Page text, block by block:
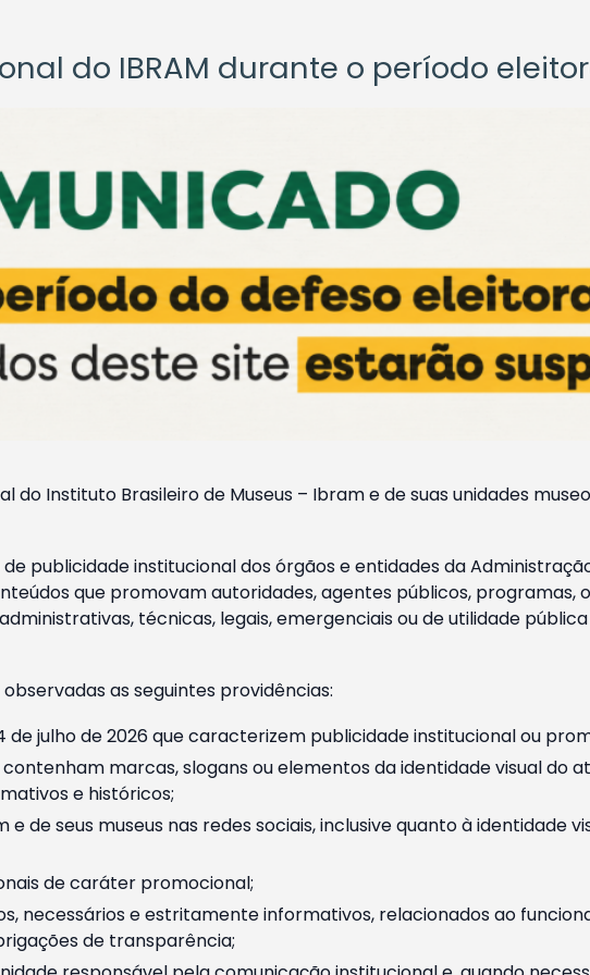
do IBRAM durante o período
do Instituto Brasileiro de Museus – Ibram e de suas unidades
publicidade institucional dos órgãos e entidades da
que promovam autoridades, agentes públicos, programas,
técnicas, legais, emergenciais ou de utilidade
as seguintes providências:
julho de 2026 que caracterizem publicidade institucional ou
marcas, slogans ou elementos da identidade visual do
e históricos;
de seus museus nas redes sociais, inclusive quanto à identidade
de caráter promocional;
necessários e estritamente informativos, relacionados ao
de transparência;